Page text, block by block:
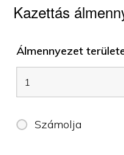
Kazettás
Álmennyezet
Számolja